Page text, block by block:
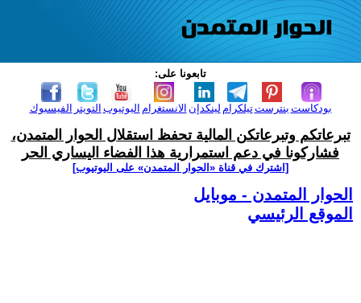
تابعونا على:
الفيسبوك التويتر اليوتيوب الانستغرام لينكدإن تيلكرامبنترست بودكاست
تبرعاتكم وتبرعاتكن المالية تحفظ استقلال الحوار المتمدن،
فشاركونا في دعم استمرارية هذا الفضاء اليساري الحر
[اشترك في قناة ‫«الحوار المتمدن» على اليوتيوب]
الحوار المتمدن - موبايل
الموقع الرئيسي